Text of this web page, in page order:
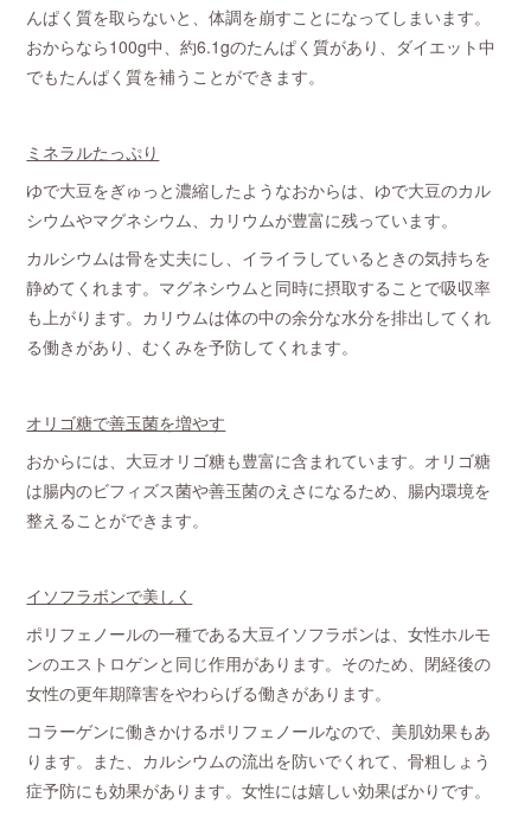
んぱく質を取らないと、体調を崩すことになってしまいます。
おからなら100g中、約6.1gのたんぱく質があり、ダイエット中
でもたんぱく質を補うことができます。
ミネラルたっぷり
ゆで大豆をぎゅっと濃縮したようなおからは、ゆで大豆のカル
シウムやマグネシウム、カリウムが豊富に残っています。
カルシウムは骨を丈夫にし、イライラしているときの気持ちを
静めてくれます。マグネシウムと同時に摂取することで吸収率
も上がります。カリウムは体の中の余分な水分を排出してくれ
る働きがあり、むくみを予防してくれます。
オリゴ糖で善玉菌を増やす
おからには、大豆オリゴ糖も豊富に含まれています。オリゴ糖
は腸内のビフィズス菌や善玉菌のえさになるため、腸内環境を
整えることができます。
イソフラボンで美しく
ポリフェノールの一種である大豆イソフラボンは、女性ホルモ
ンのエストロゲンと同じ作用があります。そのため、閉経後の
女性の更年期障害をやわらげる働きがあります。
コラーゲンに働きかけるポリフェノールなので、美肌効果もあ
ります。また、カルシウムの流出を防いでくれて、骨粗しょう
症予防にも効果があります。女性には嬉しい効果ばかりです。